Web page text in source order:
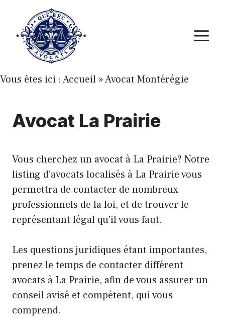
contenu
Vous êtes ici :Accueil »Avocat Montérégie
Avocat La Prairie
Vous cherchez un avocat à La Prairie? Notre
listing d’avocats localisés à La Prairie vous
permettra de contacter de nombreux
professionnels de la loi, et de trouver le
représentant légal qu’il vous faut.
Les questions juridiques étant importantes,
prenez le temps de contacter différent
avocats à La Prairie, afin de vous assurer un
conseil avisé et compétent, qui vous
comprend.